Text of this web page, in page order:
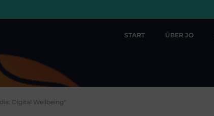
START ÜBER JO
Digital Wellbeing"